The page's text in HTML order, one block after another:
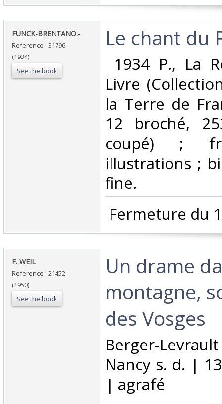
‎FUNCK-BRENTANO.-‎
Reference : 31796
(1934)
See the book
‎Le chant du
1934 P., La
Livre
la Terre de
12 broché,
coupé) ;
illustrations ;
fine. ‎
Fermeture du
‎F. WEIL‎
Reference : 21452
(1950)
See the book
‎Un drame
montagne,
des Vosges‎
‎Berger-
Nancy s. d. |
| agrafé‎